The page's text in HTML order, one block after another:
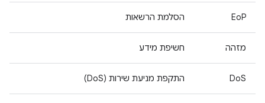
EoP הסלמת הרשאות
מזהה חשיפת מידע
DoS התקפת מניעת שירות (DoS)